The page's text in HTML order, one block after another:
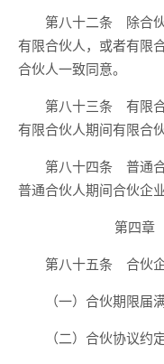
第八十二条 除合伙
有限合伙人，或者有限
合伙人一致同意。
第八十三条 有限合
有限合伙人期间有限合
第八十四条 普通合
普通合伙人期间合伙企
第四章
第八十五条 合伙企
（一）合伙期限届满
（二）合伙协议约定